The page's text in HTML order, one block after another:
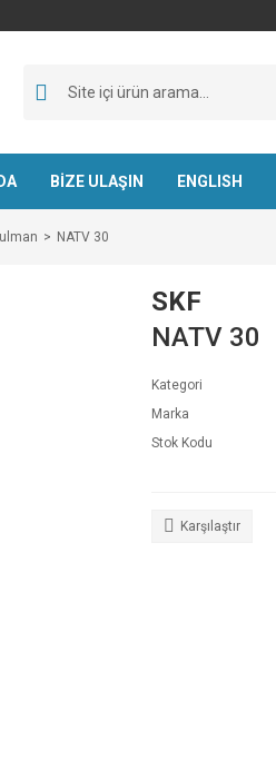
BİZE ULAŞIN ENGLISH
NATV 30
SKF
NATV 30
Kategori
Marka
Stok Kodu
Karşılaştır